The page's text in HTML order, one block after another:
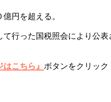
円を超える。
行った国税照会により公
はこちら』 ボタンをクリック